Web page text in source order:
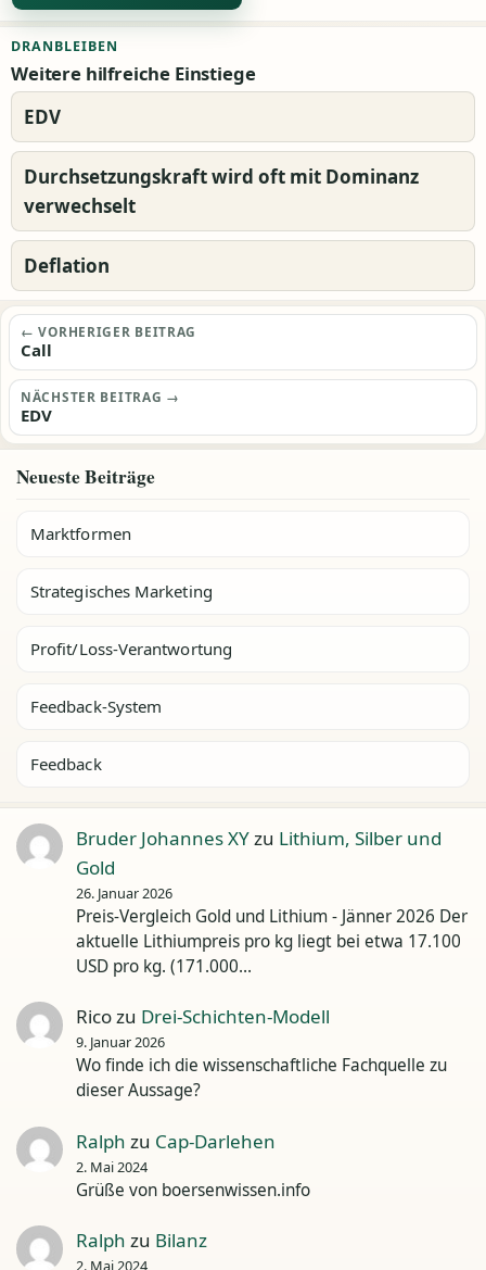
DRANBLEIBEN
Weitere hilfreiche Einstiege
EDV
Durchsetzungskraft wird oft mit Dominanz
verwechselt
Deflation
Beitragsnavigation
← VORHERIGER BEITRAG
Call
NÄCHSTER BEITRAG →
EDV
Neueste Beiträge
Marktformen
Strategisches Marketing
Profit/Loss-Verantwortung
Feedback-System
Feedback
Bruder Johannes XYzu Lithium, Silber und
Gold
26. Januar 2026
Preis-Vergleich Gold und Lithium - Jänner 2026 Der
aktuelle Lithiumpreis pro kg liegt bei etwa 17.100
USD pro kg. (171.000…
Ricozu Drei-Schichten-Modell
9. Januar 2026
Wo finde ich die wissenschaftliche Fachquelle zu
dieser Aussage?
Ralph zu Cap-Darlehen
2. Mai 2024
Grüße von boersenwissen.info
Ralph zu Bilanz
2. Mai 2024